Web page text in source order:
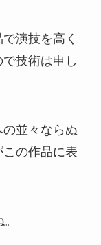
演技を高く
技術は申し
並々ならぬ
の作品に表